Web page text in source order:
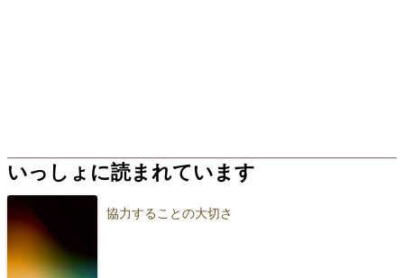
いっしょに読まれています
協力することの大切さ